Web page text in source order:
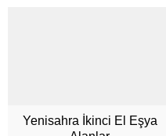
Yenisahra İkinci El Eşya
Müşteri Hizmetleri